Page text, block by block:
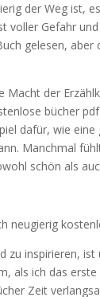
der Weg ist,
voller Gefahr
gelesen,
der
bücher
dafür, wie
Manchmal
schön als
neugierig
zu inspirieren,
als ich das
Zeit